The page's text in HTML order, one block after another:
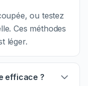
ou testez
Ces méthodes
léger.
efficace ?